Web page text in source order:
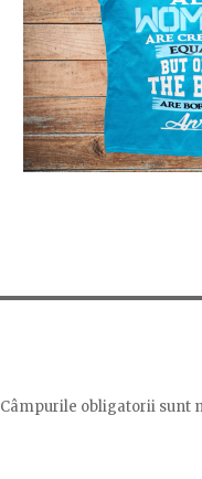
Câmpurile obligatorii sunt